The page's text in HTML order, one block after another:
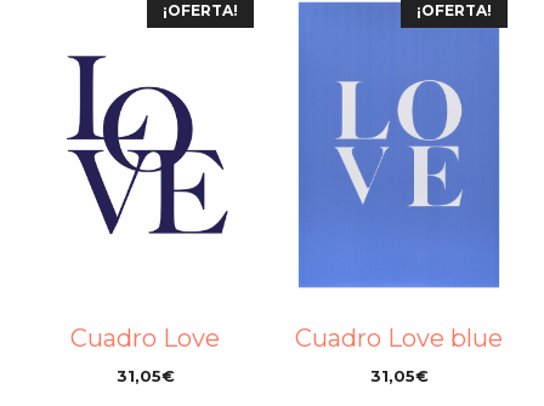
¡OFERTA!
Cuadro Love
31,05€
¡OFERTA!
Cuadro Love blue
31,05€